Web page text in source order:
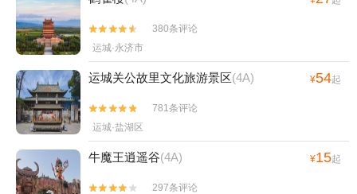


380条评论
运城·永济市
运城关公故里文化旅游景区(4A) ¥54起


781条评论
运城·盐湖区
牛魔王逍遥谷(4A) ¥15起


297条评论